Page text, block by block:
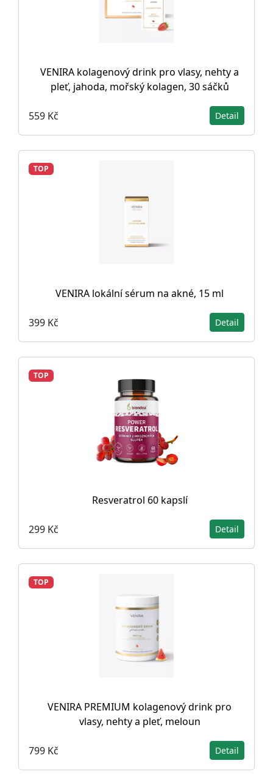
VENIRA kolagenový drink pro vlasy, nehty a
pleť, jahoda, mořský kolagen, 30 sáčků
559 Kč Detail
TOP
VENIRA lokální sérum na akné, 15 ml
399 Kč Detail
TOP
Resveratrol 60 kapslí
299 Kč Detail
TOP
VENIRA PREMIUM kolagenový drink pro
vlasy, nehty a pleť, meloun
799 Kč Detail